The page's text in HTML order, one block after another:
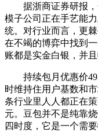
据浙商证券研报，
模子公司正在手艺能
统。对行业而言，更
在不竭的博弈中找到
账都是实金白银，并且
持续包月优惠价
时维持住用户基数和
条行业里人人都正在
元。豆包并不是纯靠
四时度，它是一个需